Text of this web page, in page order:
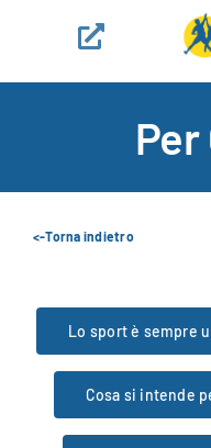
<-Torna indietro
Lo sport è sempre
Cosa si intende